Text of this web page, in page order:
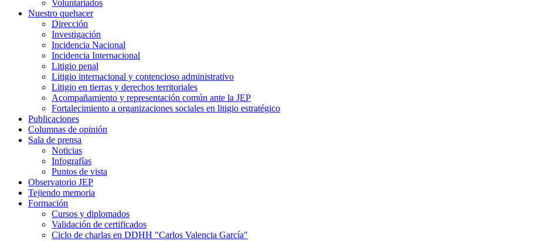
Voluntariados
Nuestro quehacer
Dirección
Investigación
Incidencia Nacional
Incidencia Internacional
Litigio penal
Litigio internacional y contencioso administrativo
Litigio en tierras y derechos territoriales
Acompañamiento y representación común ante la JEP
Fortalecimiento a organizaciones sociales en litigio estratégico
Publicaciones
Columnas de opinión
Sala de prensa
Noticias
Infografías
Puntos de vista
Observatorio JEP
Tejiendo memoria
Formación
Cursos y diplomados
Validación de certificados
Ciclo de charlas en DDHH "Carlos Valencia García"